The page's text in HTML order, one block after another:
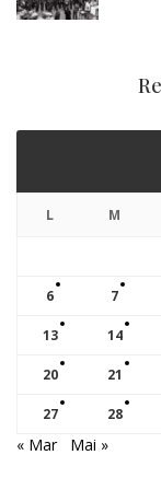
L M
6 7
13 14
20 21
27 28
« Mar Mai »